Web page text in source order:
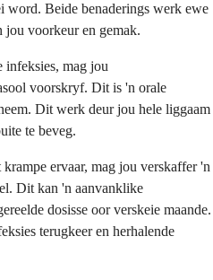
word. Beide benaderings werk ewe
jou voorkeur en gemak.
infeksies, mag jou
voorskryf. Dit is 'n orale
Dit werk deur jou hele liggaam
te beveg.
ervaar, mag jou verskaffer 'n
Dit kan 'n aanvanklike
dosisse oor verskeie maande.
terugkeer en herhalende